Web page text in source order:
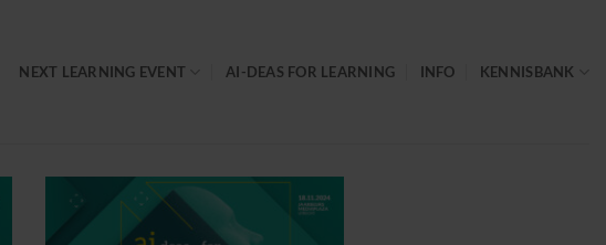
NEXT LEARNING EVENT AI-DEAS FOR LEARNING INFO KENNISBANK